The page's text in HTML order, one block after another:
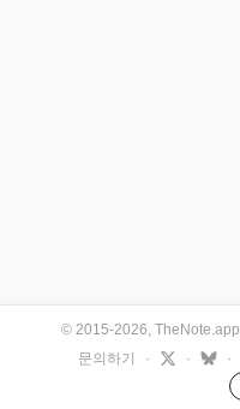
© 2015-2026, TheNote.app
문의하기
· · ·